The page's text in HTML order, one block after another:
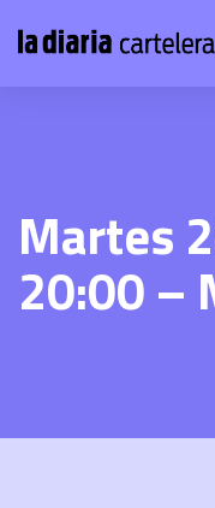
Martes
20:00 –